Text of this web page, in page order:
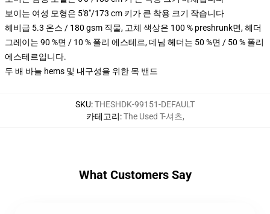
보이는 여성 모형은 5'8"/173 cm 키가 큰 착용 크기 작습니다
헤비급 5.3 온스 / 180 gsm 직물, 고체 색상은 100 % preshrunk면, 헤더
그레이는 90 %면 / 10 % 폴리 에스테르, 데님 헤더는 50 %면 / 50 % 폴리
에스테르입니다.
두 배 바늘 hems 및 내구성을 위한 목 밴드
SKU:THESHDK-99151-DEFAULT
카테고리:The Used T-셔츠,
What Customers Say